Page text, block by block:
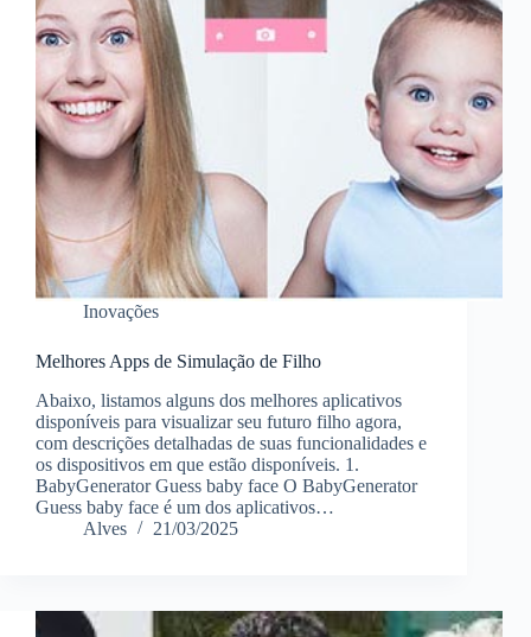
Inovações
Melhores Apps de Simulação de Filho
Abaixo, listamos alguns dos melhores aplicativos
disponíveis para visualizar seu futuro filho agora,
com descrições detalhadas de suas funcionalidades e
os dispositivos em que estão disponíveis. 1.
BabyGenerator Guess baby face O BabyGenerator
Guess baby face é um dos aplicativos…
Alves
21/03/2025